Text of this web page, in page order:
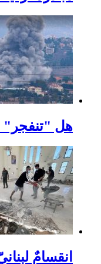
هل "تنفجر"
انقسامٌ